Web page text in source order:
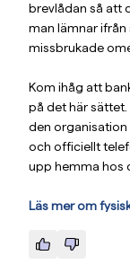
brevlådan så att
man lämnar ifrån
missbrukade
Kom ihåg att
på det här sättet.
den
och officiellt
upp hemma hos
Läs mer om